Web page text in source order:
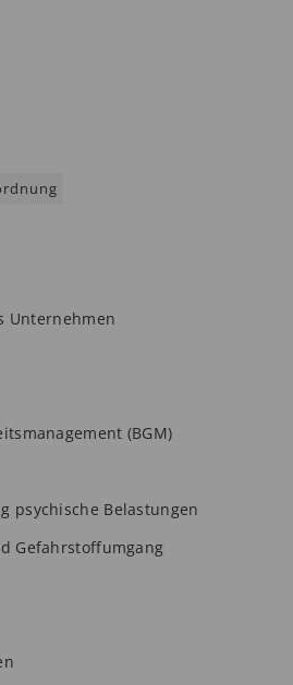
Unternehmen
(BGM)
psychische Belastungen
Gefahrstoffumgang